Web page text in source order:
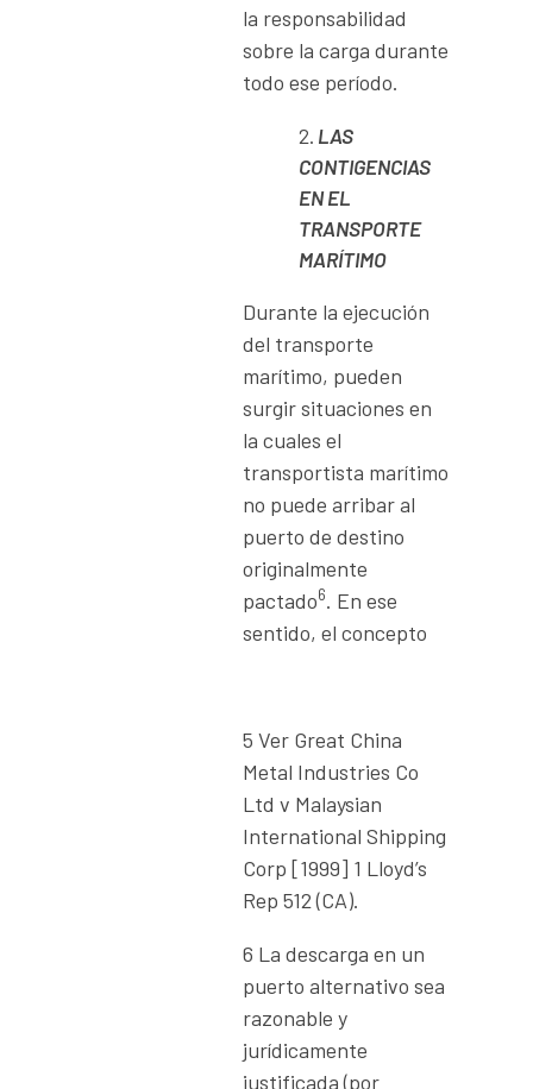
la responsabilidad
sobre la carga durante
todo ese período.
LAS
CONTIGENCIAS
ENEL
TRANSPORTE
MARÍTIMO
Durante la ejecución
del transporte
marítimo, pueden
surgir situaciones en
la cuales el
transportista marítimo
no puede arribar al
puerto de destino
originalmente
pactado6. En ese
sentido, el concepto
5 Ver Great China
Metal Industries Co
Ltd v Malaysian
International Shipping
Corp [1999] 1 Lloyd’s
Rep 512 (CA).
6 La descarga en un
puerto alternativo sea
razonable y
jurídicamente
justificada (por